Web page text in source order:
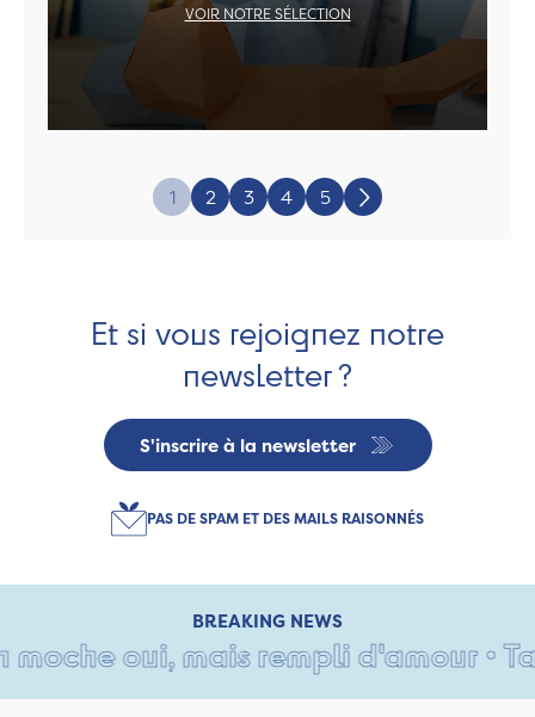
VOIR NOTRE SÉLECTION
1 2 3 4 5 Suivant
Et si vous rejoignez notre
newsletter ?
S'inscrire à la newsletter
PAS DE SPAM ET DES MAILS RAISONNÉS
BREAKING NEWS
oui, mais rempli d'amour • Tant